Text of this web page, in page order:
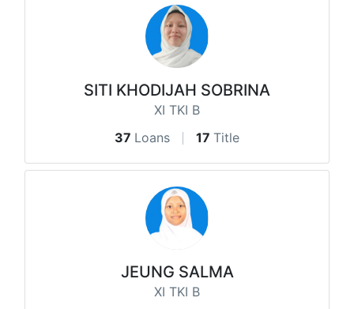
SITI KHODIJAH SOBRINA
XI TKI B
37 Loans 17 Title
JEUNG SALMA
XI TKI B